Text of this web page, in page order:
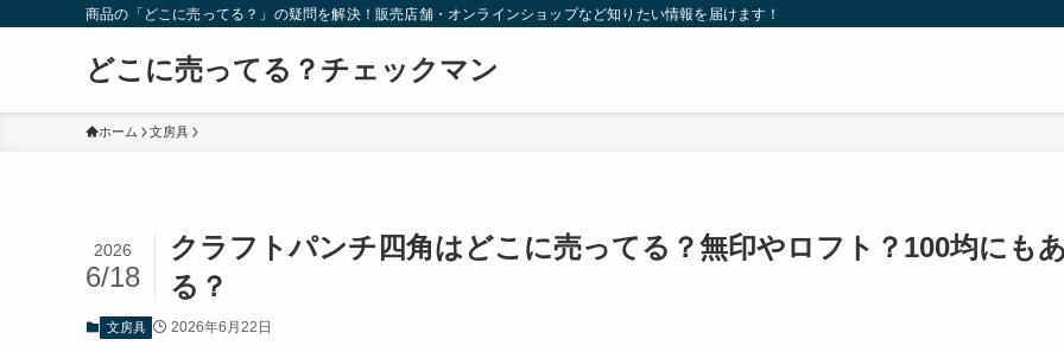
商品の「どこに売ってる？」の疑問を解決！販売店舗・オンラインショップなど知りたい情報を届けます！
どこに売ってる？チェックマン
ホーム 文房具
クラフトパンチ四角はどこに売ってる？無印やロフト？100均にも
る？
2026
6/18
文房具 2026年6月22日